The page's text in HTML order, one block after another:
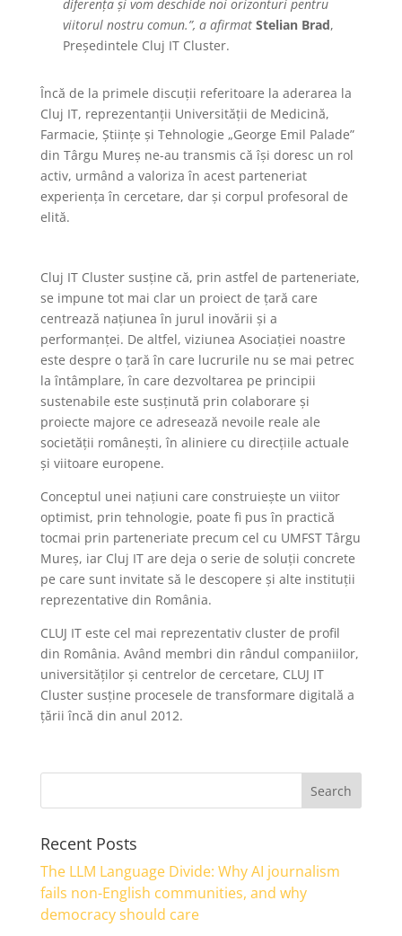
diferența și vom deschide noi orizonturi pentru
viitorul nostru comun.”, a afirmat Stelian Brad,
Președintele Cluj IT Cluster.
Încă de la primele discuții referitoare la aderarea la
Cluj IT, reprezentanții Universității de Medicină,
Farmacie, Științe și Tehnologie „George Emil Palade”
din Târgu Mureș ne-au transmis că își doresc un rol
activ, urmând a valoriza în acest parteneriat
experiența în cercetare, dar și corpul profesoral de
elită.
Cluj IT Cluster susține că, prin astfel de parteneriate,
se impune tot mai clar un proiect de țară care
centrează națiunea în jurul inovării și a
performanței. De altfel, viziunea Asociației noastre
este despre o țară în care lucrurile nu se mai petrec
la întâmplare, în care dezvoltarea pe principii
sustenabile este susținută prin colaborare și
proiecte majore ce adresează nevoile reale ale
societății românești, în aliniere cu direcțiile actuale
și viitoare europene.
Conceptul unei națiuni care construiește un viitor
optimist, prin tehnologie, poate fi pus în practică
tocmai prin parteneriate precum cel cu UMFST Târgu
Mureș, iar Cluj IT are deja o serie de soluții concrete
pe care sunt invitate să le descopere și alte instituții
reprezentative din România.
CLUJ IT este cel mai reprezentativ cluster de profil
din România. Având membri din rândul companiilor,
universităților și centrelor de cercetare, CLUJ IT
Cluster susține procesele de transformare digitală a
țării încă din anul 2012.
Recent Posts
The LLM Language Divide: Why AI journalism
fails non-English communities, and why
democracy should care